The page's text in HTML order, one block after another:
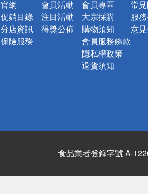
官網
促銷目錄
分店資訊
保險服務
會員活動
注目活動
得獎公佈
會員專區
大宗採購
購物須知
會員服務條款
隱私權政策
退貨須知
常
服
意
食品業者登錄字號 A-